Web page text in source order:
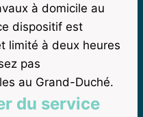
à domicile au
dispositif est
limité à deux heures
pas
au Grand-Duché.
du service